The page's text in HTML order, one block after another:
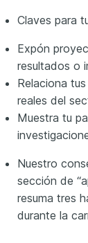
Claves para
Expón
resultados o
Relaciona
reales del
Muestra tu
Nuestro
sección de
resuma tres
durante la